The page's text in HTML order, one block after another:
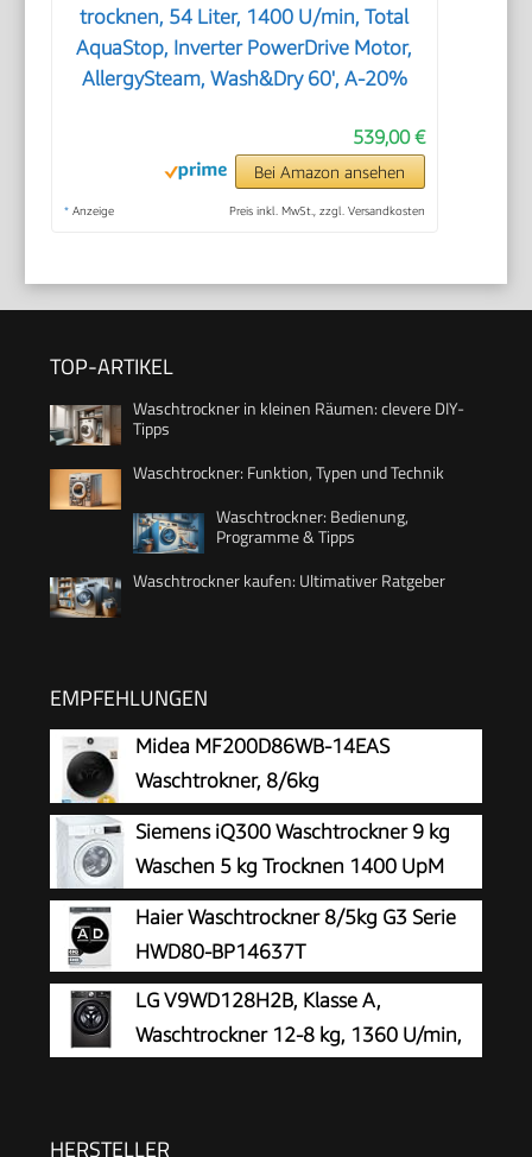
trocknen, 54 Liter, 1400 U/min, Total
AquaStop, Inverter PowerDrive Motor,
AllergySteam, Wash&Dry 60', A-20%
539,00 €
Bei Amazon ansehen
* Anzeige Preis inkl. MwSt., zzgl. Versandkosten
TOP-ARTIKEL
Waschtrockner in kleinen Räumen: clevere DIY-
Tipps
Waschtrockner: Funktion, Typen und Technik
Waschtrockner: Bedienung,
Programme & Tipps
Waschtrockner kaufen: Ultimativer Ratgeber
EMPFEHLUNGEN
Midea MF200D86WB-14EAS
Waschtrokner, 8/6kg
Waschen/Trocknen, A, Inverter Mortor,
Auffrischen, 60 Min. Waschen & Trocknen,
Steam Care, Turbo Wash, 48 cm tief, APP-
Steuerung, AquaStop
Siemens iQ300 Waschtrockner 9 kg
Waschen 5 kg Trocknen 1400 UpM
WN34A141
Haier Waschtrockner 8/5kg G3 Serie
HWD80-BP14637T
LG V9WD128H2B, Klasse A,
Waschtrockner 12-8 kg, 1360 U/min,
61 x 85 cm ꟷ Black Stainless Steel
HERSTELLER